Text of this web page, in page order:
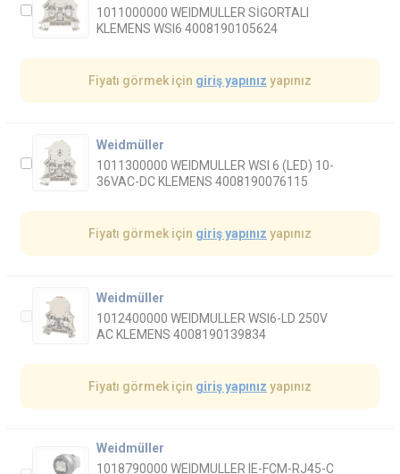
1011000000 WEIDMULLER SİGORTALI
KLEMENS WSI6 4008190105624
Fiyatı görmek için giriş yapınız yapınız
Weidmüller
1011300000 WEIDMULLER WSI 6 (LED) 10-
36VAC-DC KLEMENS 4008190076115
Fiyatı görmek için giriş yapınız yapınız
Weidmüller
1012400000 WEIDMULLER WSI6-LD 250V
AC KLEMENS 4008190139834
Fiyatı görmek için giriş yapınız yapınız
Weidmüller
1018790000 WEIDMULLER IE-FCM-RJ45-C